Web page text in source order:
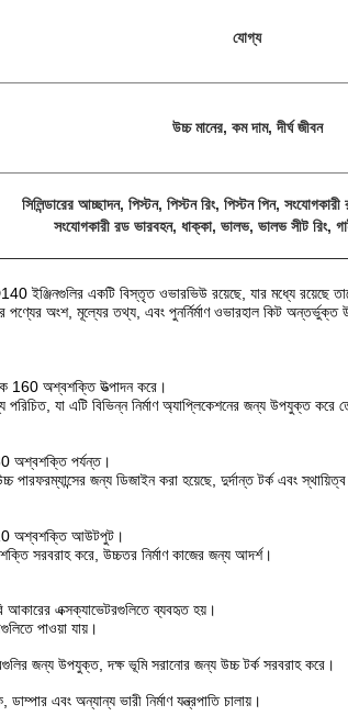
যোগ্য
উচ্চ মানের, কম দাম, দীর্ঘ জীবন
সিলিন্ডারের আচ্ছাদন, পিস্টন, পিস্টন রিং, পিস্টন পিন,
সংযোগকারী রড ভারবহন, ধাক্কা, ভালভ, ভালভ সীট রিং,
একটি বিস্তৃত ওভারভিউ রয়েছে, যার মধ্যে রয়েছে
অংশ, মূল্যের তথ্য, এবং পুনর্নির্মাণ ওভারহাল কিট অন্তর্ভুক্ত
160 অশ্বশক্তি উত্পাদন করে।
পরিচিত, যা এটি বিভিন্ন নির্মাণ অ্যাপ্লিকেশনের জন্য উপযুক্ত করে
অশ্বশক্তি পর্যন্ত।
পারফরম্যান্সের জন্য ডিজাইন করা হয়েছে, দুর্দান্ত টর্ক এবং
অশ্বশক্তি আউটপুট।
শক্তি সরবরাহ করে, উচ্চতর নির্মাণ কাজের জন্য আদর্শ।
আকারের এক্সক্যাভেটরগুলিতে ব্যবহৃত হয়।
পাওয়া যায়।
জন্য উপযুক্ত, দক্ষ ভূমি সরানোর জন্য উচ্চ টর্ক সরবরাহ করে।
এবং অন্যান্য ভারী নির্মাণ যন্ত্রপাতি চালায়।